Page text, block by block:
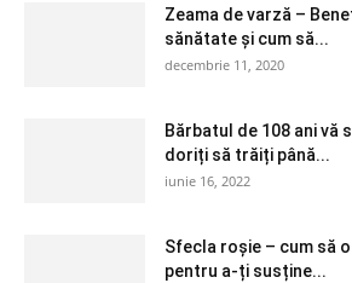
Zeama de varză –
sănătate și cum să...
decembrie 11, 2020
Bărbatul de 108 ani vă
doriți să trăiți până...
iunie 16, 2022
Sfecla roșie – cum să
pentru a-ți susține...